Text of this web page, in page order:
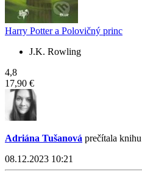
Harry Potter a Polovičný princ
J.K. Rowling
4,8
17,90 €
Adriána Tušanová prečítala knihu
08.12.2023 10:21